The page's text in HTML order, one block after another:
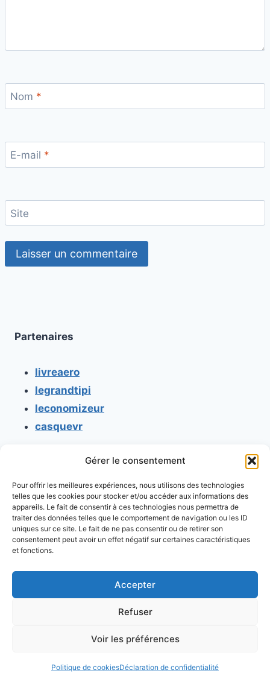
Gérer le consentement
Pour offrir les meilleures expériences, nous utilisons des technologies
telles que les cookies pour stocker et/ou accéder aux informations des
appareils. Le fait de consentir à ces technologies nous permettra de
traiter des données telles que le comportement de navigation ou les ID
uniques sur ce site. Le fait de ne pas consentir ou de retirer son
consentement peut avoir un effet négatif sur certaines caractéristiques
et fonctions.
Accepter
Refuser
Voir les préférences
Politique de cookiesDéclaration de confidentialité
Nom *
E-mail *
Site
Partenaires
livreaero
legrandtipi
leconomizeur
casquevr
Mentions légales
Conditions générales d'utilisation
Conditions générales de vente
Politique de cookies
Politique de confidentialité
© 2026 Console retrogaming.fr